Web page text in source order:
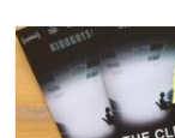
Bild